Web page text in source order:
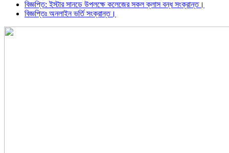
বিজ্ঞপ্তি: ইস্টার সানডে উপলক্ষে কলেজের সকল ক্লাস বন্ধ সংক্রান্ত।
বিজ্ঞপ্তিঃ অনলাইন ভর্তি সংক্রান্ত।